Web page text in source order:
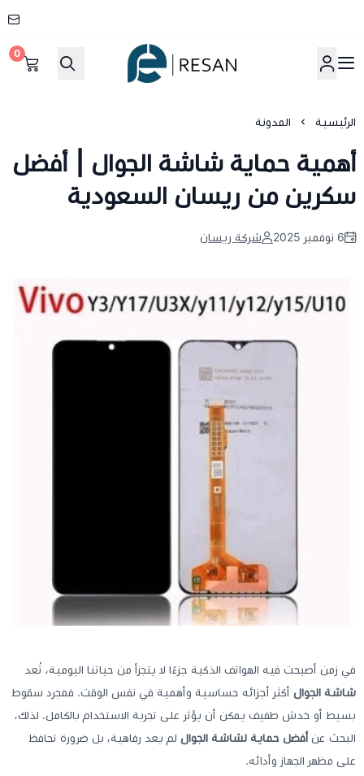
شركة ريسان
0
الرئيسية المدونة
أهمية حماية شاشة الجوال | أفضل
سكرين من ريسان السعودية
6 نوفمبر 2025 شركة ريسان
في زمن أصبحت فيه الهواتف الذكية جزءًا لا يتجزأ من حياتنا اليومية، تُعد
شاشة الجوال أكثر أجزائه حساسية وأهمية في نفس الوقت. فمجرد سقوط
بسيط أو خدش طفيف يمكن أن يؤثر على تجربة الاستخدام بالكامل. لذلك،
البحث عن أفضل حماية لشاشة الجوال لم يعد رفاهية، بل ضرورة تحافظ
على مظهر الجهاز وأدائه.